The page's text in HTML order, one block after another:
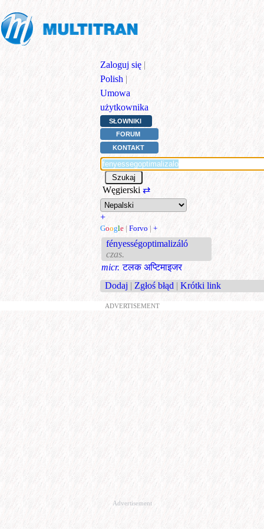
Zaloguj się |
Polish |
Umowa
użytkownika
SŁOWNIKI
FORUM
KONTAKT
Węgierski ⇄
+
Google | Forvo | +
fényességoptimalizáló
czas.
micr. टलक अप्टिमाइजर
Dodaj | Zgłoś błąd | Krótki link
ADVERTISEMENT
Advertisement